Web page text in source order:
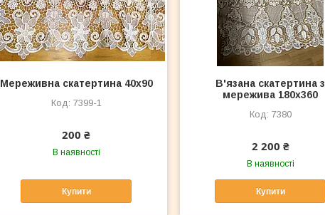
Мереживна скатертина 40x90
7399-1
200 ₴
В наявності
Купити
В'язана скатертина з
мережива 180x360
7380
2 200 ₴
В наявності
Купити